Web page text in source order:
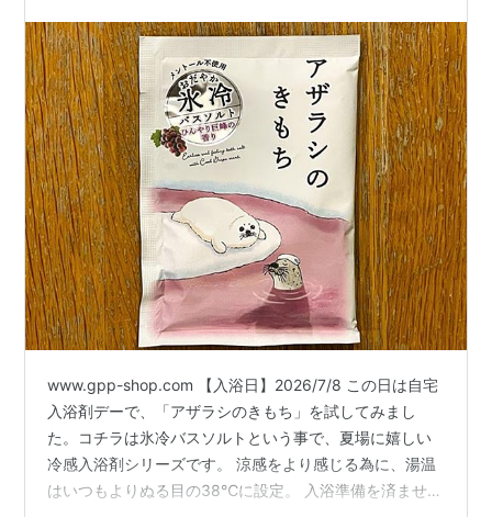
www.gpp-shop.com 【入浴日】2026/7/8 この日は自宅
入浴剤デーで、「アザラシのきもち」を試してみまし
た。コチラは氷冷バスソルトという事で、夏場に嬉しい
冷感入浴剤シリーズです。 涼感をより感じる為に、湯温
はいつもよりぬる目の38℃に設定。 入浴準備を済ませ、